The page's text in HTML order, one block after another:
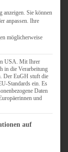
QUICHES
anzeigen. Sie können
anpassen. Ihre
möglicherweise
USA. Mit Ihrer
in die Verarbeitung
Der EuGH stuft die
Standards ein. Es
Daten
und
and Consent
auf